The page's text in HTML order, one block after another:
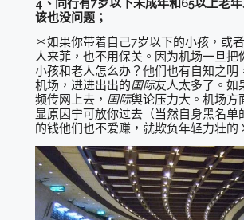
4、同行有7岁以下未成年和65以上老
该也没问题；
＊如果你带着自己7岁以下的小孩，或
人来菲，也不用保关。因为机场一旦把
小孩和老人怎么办？他们也有自知之明
机场，进进出出的国际友人太多了。如
频传网上去， 国际舆论压力大。机场方
显原因宁可放你过去（当然自身黑名单
的钱他们也不爱赚，就欺负年轻力壮的